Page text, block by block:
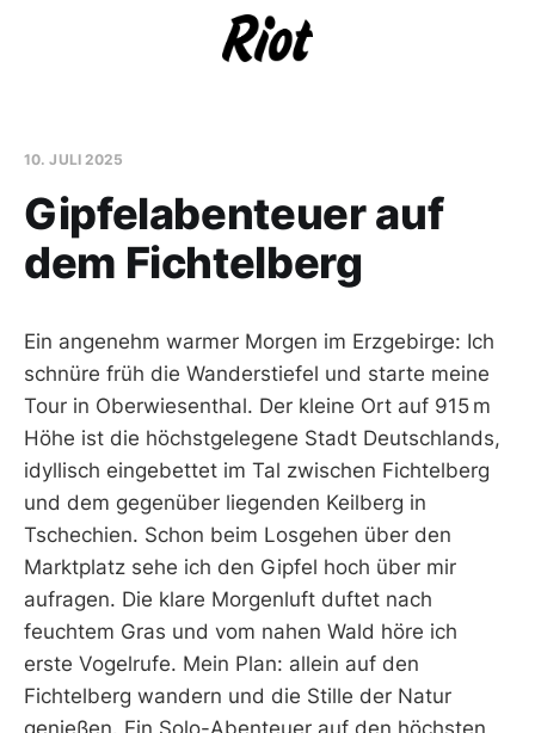
10. JULI 2025
Gipfelabenteuer auf
dem Fichtelberg
Ein angenehm warmer Morgen im Erzgebirge: Ich
schnüre früh die Wanderstiefel und starte meine
Tour in Oberwiesenthal. Der kleine Ort auf 915 m
Höhe ist die höchstgelegene Stadt Deutschlands,
idyllisch eingebettet im Tal zwischen Fichtelberg
und dem gegenüber liegenden Keilberg in
Tschechien. Schon beim Losgehen über den
Marktplatz sehe ich den Gipfel hoch über mir
aufragen. Die klare Morgenluft duftet nach
feuchtem Gras und vom nahen Wald höre ich
erste Vogelrufe. Mein Plan: allein auf den
Fichtelberg wandern und die Stille der Natur
genießen. Ein Solo-Abenteuer auf den höchsten